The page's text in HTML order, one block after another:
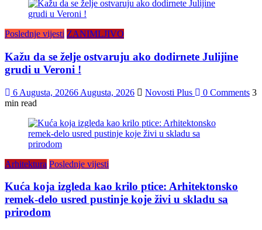
Poslednje vijesti ZANIMLJIVO
Kažu da se želje ostvaruju ako dodirnete Julijine
grudi u Veroni !
6 Augusta, 20266 Augusta, 2026 Novosti Plus 0 Comments 3
min read
Arhitektura Poslednje vijesti
Kuća koja izgleda kao krilo ptice: Arhitektonsko
remek-delo usred pustinje koje živi u skladu sa
prirodom